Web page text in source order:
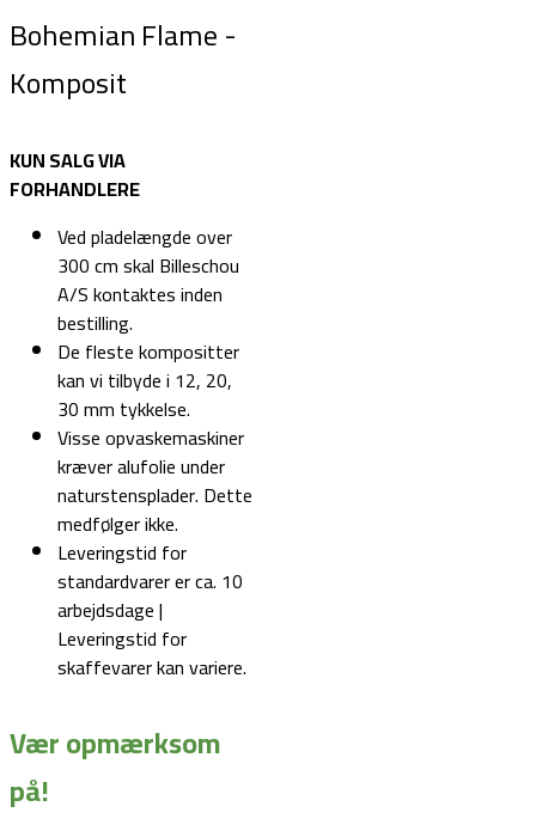
Bohemian Flame -
Komposit
KUN SALG VIA
FORHANDLERE
Ved pladelængde over
300 cm skal Billeschou
A/S kontaktes inden
bestilling.
De fleste kompositter
kan vi tilbyde i 12, 20,
30 mm tykkelse.
Visse opvaskemaskiner
kræver alufolie under
naturstensplader. Dette
medfølger ikke.
Leveringstid for
standardvarer er ca. 10
arbejdsdage |
Leveringstid for
skaffevarer kan variere.
Vær opmærksom
på!